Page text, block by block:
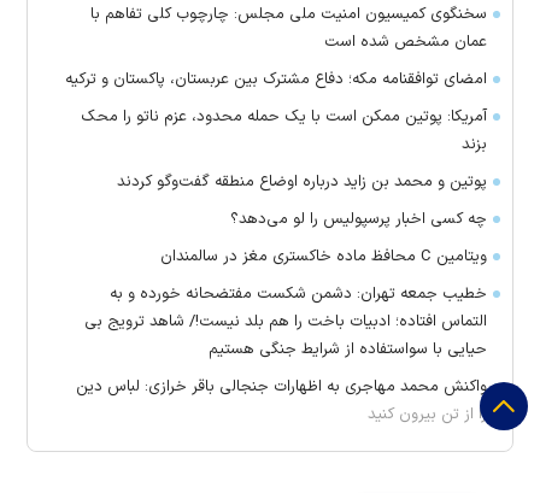
سخنگوی کمیسیون امنیت ملی مجلس: چارچوب کلی تفاهم با
عمان مشخص شده است
امضای توافقنامه مکه؛ دفاع مشترک بین عربستان، پاکستان و ترکیه
آمریکا: پوتین ممکن است با یک حمله محدود، عزم ناتو را محک
بزند
پوتین و محمد بن زاید درباره اوضاع منطقه گفت‌وگو کردند
چه کسی اخبار پرسپولیس را لو می‌دهد؟
ویتامین C محافظ ماده خاکستری مغز در سالمندان
خطیب جمعه تهران: دشمن شکست مفتضحانه خورده و به
التماس افتاده؛ ادبیات باخت را هم بلد نیست!/ شاهد ترویج بی
حیایی با سواستفاده از شرایط جنگی هستیم
واکنش محمد مهاجری به اظهارات جنجالی باقر خرازی: لباس دین
را از تن بیرون کنید